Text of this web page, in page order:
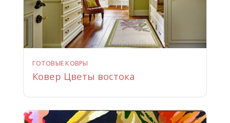
ГОТОВЫЕ КОВРЫ
Ковер Цветы востока